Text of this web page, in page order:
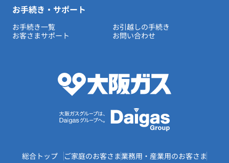
お手続き・サポート
お手続き一覧
お引越しの手続き
お客さまサポート
お問い合わせ
総合トップ ご家庭のお客さま業務用・産業用のお客さま